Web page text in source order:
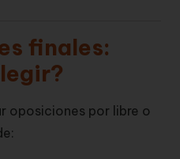
finales:
oposiciones por libre o